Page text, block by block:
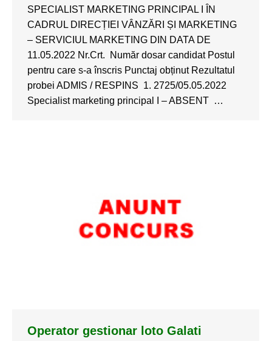
SPECIALIST MARKETING PRINCIPAL I ÎN
CADRUL DIRECȚIEI VÂNZĂRI ȘI MARKETING
– SERVICIUL MARKETING DIN DATA DE
11.05.2022 Nr.Crt. Număr dosar candidat Postul
pentru care s-a înscris Punctaj obținut Rezultatul
probei ADMIS / RESPINS 1. 2725/05.05.2022
Specialist marketing principal I – ABSENT …
Operator gestionar loto Galati